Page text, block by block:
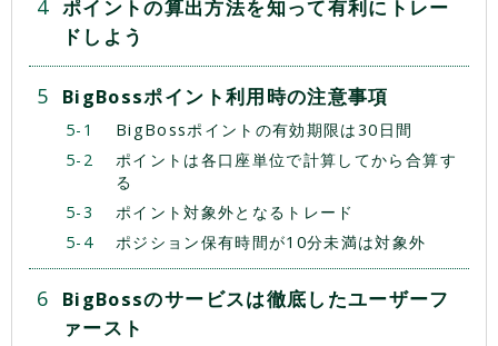
ポイントの算出方法を知って有利にトレー
ドしよう
BigBossポイント利用時の注意事項
BigBossポイントの有効期限は30日間
ポイントは各口座単位で計算してから合算す
る
ポイント対象外となるトレード
ポジション保有時間が10分未満は対象外
BigBossのサービスは徹底したユーザーフ
ァースト